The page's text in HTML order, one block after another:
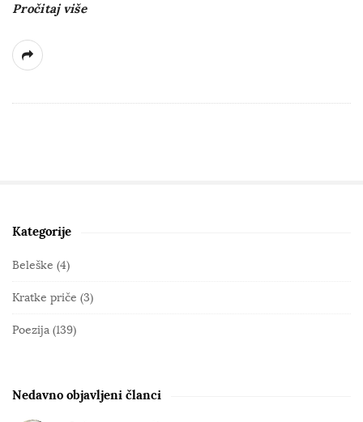
Pročitaj više
S
i
e
S
e
Kategorije
Beleške (4)
Kratke priče (3)
Poezija (139)
Nedavno objavljeni članci